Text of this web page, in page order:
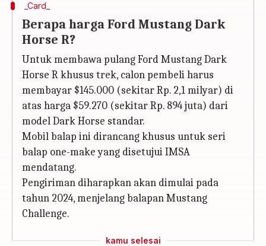
_Card_
Berapa harga Ford Mustang Dark
Horse R?
Untuk membawa pulang Ford Mustang Dark
Horse R khusus trek, calon pembeli harus
membayar $145.000 (sekitar Rp. 2,1 milyar) di
atas harga $59.270 (sekitar Rp. 894 juta) dari
model Dark Horse standar.
Mobil balap ini dirancang khusus untuk seri
balap one-make yang disetujui IMSA
mendatang.
Pengiriman diharapkan akan dimulai pada
tahun 2024, menjelang balapan Mustang
Challenge.
kamu selesai